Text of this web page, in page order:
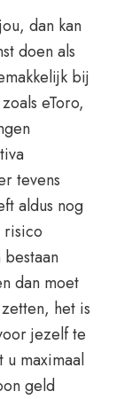
dan kan
doen als
bij
eToro,
tevens
aldus nog
risico
dan moet
het is
jezelf te
maximaal
geld